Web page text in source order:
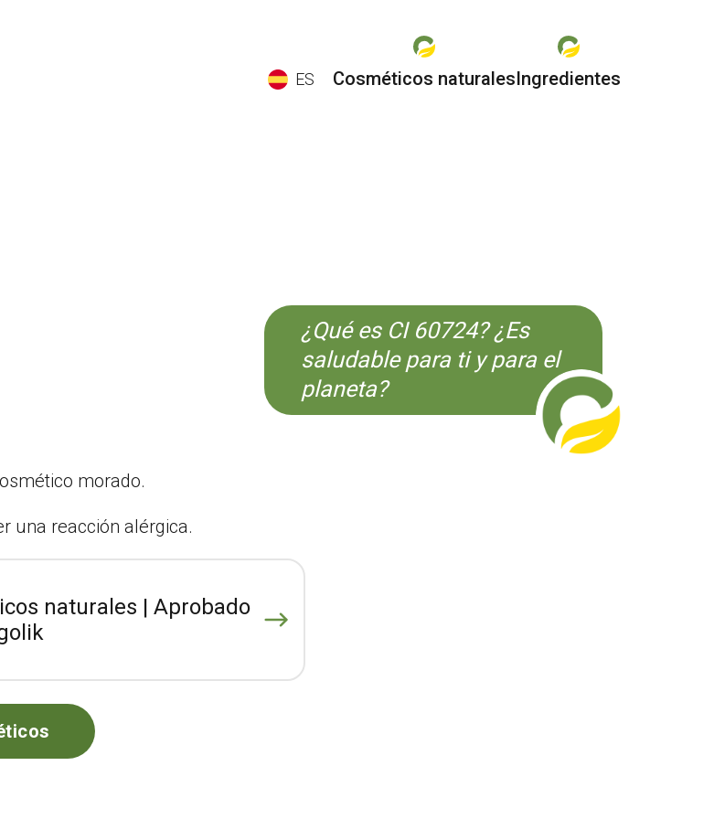
ES
Cosméticos naturalesIngredientes
¿Qué es CI 60724? ¿Es
saludable para ti y para el
planeta?
morado.
una reacción alérgica.
naturales | Aprobado